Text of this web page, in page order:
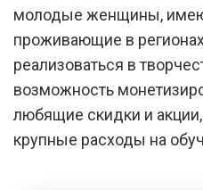
молодые женщины,
проживающие в
реализоваться в
возможность
любящие скидки и
крупные расходы на